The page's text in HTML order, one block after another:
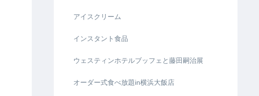
アイスクリーム
インスタント食品
ウェスティンホテルブッフェと藤田嗣治展
オーダー式食べ放題in横浜大飯店